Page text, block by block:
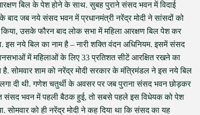
बिल के पेश होने के साथ. सुबह पुराने संसद भवन में विदाई
के बाद जब नये संसद भवन में प्रधानमंत्री नरेंद्र मोदी ने सांसदों को
किया, उसके फौरन बाद लोक सभा में महिला आरक्षण बिल पेश कर
इस नये बिल का नाम है – नारी शक्ति वंदन अधिनियम. इसमें संसद
में महिलाओं के लिए 33 प्रतिशत सीटें आरक्षित रखने का
है. सोमवार शाम को नरेंद्र मोदी सरकार के मंत्रिमंडल ने इस नये बिल
दी थी. गणेश चतुर्थी के अवसर पर जब पुराना संसद भवन छोड़कर
संसद भवन में पहली बैठक हुई, तो सबसे पहले इस विधेयक को पेश
सोमवार को ही नरेंद्र मोदी ने कह दिया था कि संसद का यह